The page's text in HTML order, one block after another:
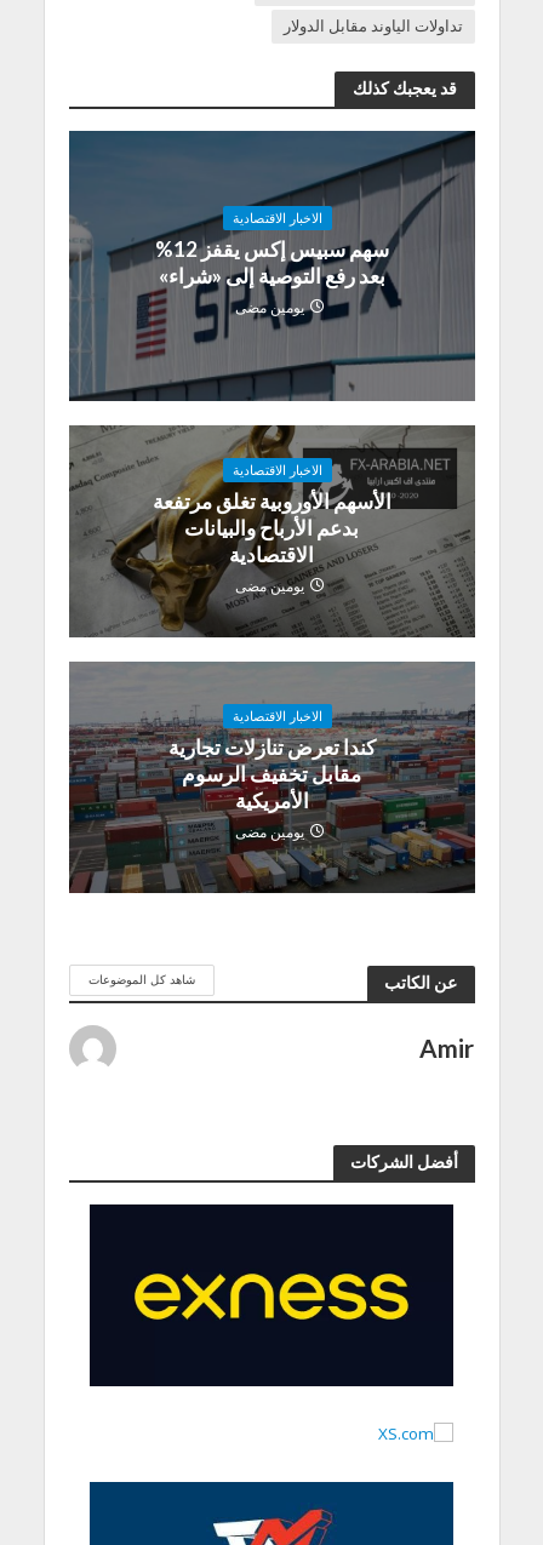
تداولات الياوند مقابل الدولار
قد يعجبك كذلك
الاخبار الاقتصادية
سهم سبيس إكس يقفز 12%
بعد رفع التوصية إلى «شراء»
يومين مضى
الاخبار الاقتصادية
الأسهم الأوروبية تغلق مرتفعة
بدعم الأرباح والبيانات
الاقتصادية
يومين مضى
الاخبار الاقتصادية
كندا تعرض تنازلات تجارية
مقابل تخفيف الرسوم
الأمريكية
يومين مضى
عن الكاتب شاهد كل الموضوعات
Amir
أفضل الشركات